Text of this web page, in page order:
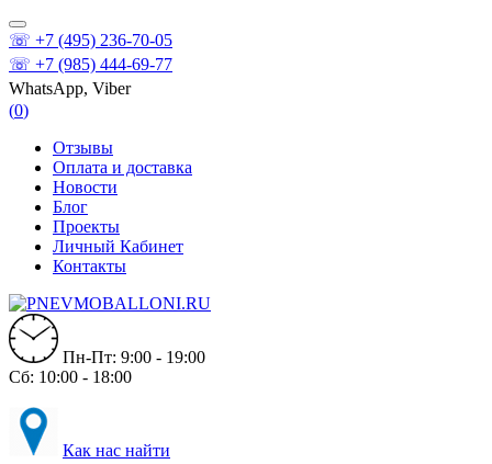
☏ +7 (495) 236-70-05
☏ +7 (985) 444-69-77
WhatsApp, Viber
(0)
Отзывы
Оплата и доставка
Новости
Блог
Проекты
Личный Кабинет
Контакты
Пн-Пт: 9:00 - 19:00
Сб: 10:00 - 18:00
Как нас найти